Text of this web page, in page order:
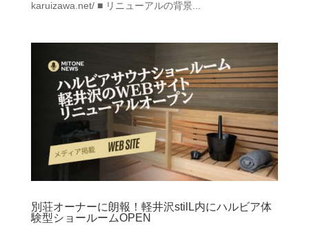
karuizawa.net/ ■ リニューアルの背景...
別荘オーナーに朗報！軽井沢stilL内にハルビア体
験型ショールームOPEN